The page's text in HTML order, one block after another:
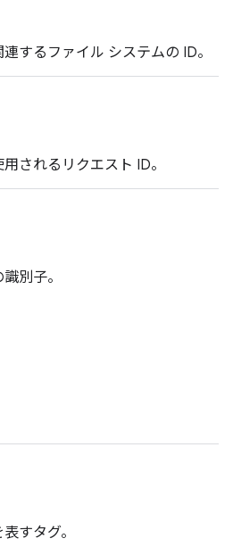
するファイル システムの ID。
されるリクエスト ID。
別子。
すタグ。